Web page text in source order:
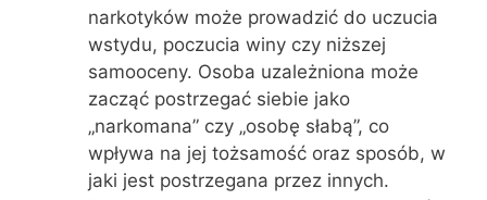
narkotyków może prowadzić do uczucia
wstydu, poczucia winy czy niższej
samooceny. Osoba uzależniona może
zacząć postrzegać siebie jako
„narkomana” czy „osobę słabą”, co
wpływa na jej tożsamość oraz sposób, w
jaki jest postrzegana przez innych.